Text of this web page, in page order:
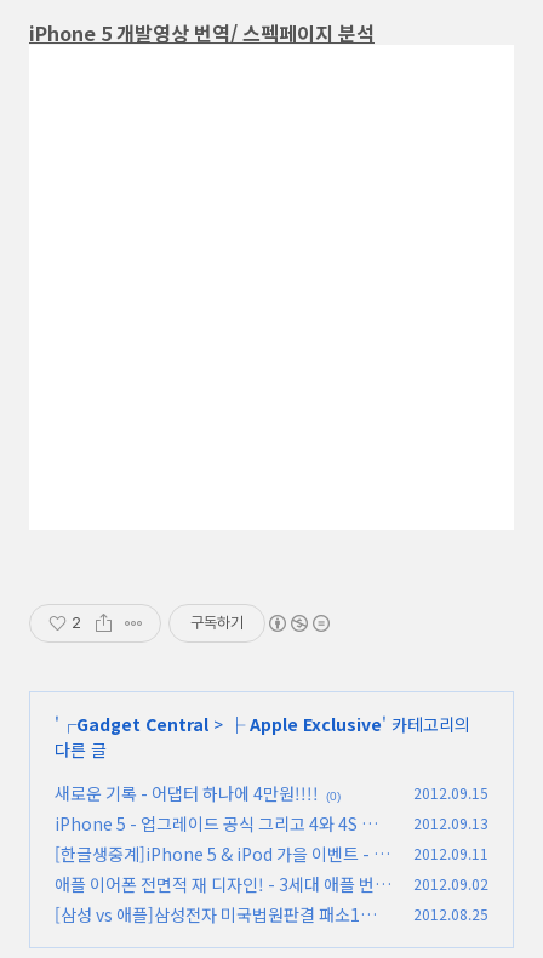
iPhone 5 개발영상 번역/ 스펙페이지 분석
2 구독하기
' ┌Gadget Central > ├ Apple Exclusive' 카테고리의
다른 글
새로운 기록 - 어댑터 하나에 4만원!!!!
(0) 2012.09.15
iPhone 5 - 업그레이드 공식 그리고 4와 4S 상
세비교 (1)
2012.09.13
[한글생중계]iPhone 5 & iPod 가을 이벤트 - 완
료. 당청자 발표 (393)
2012.09.11
애플 이어폰 전면적 재 디자인! - 3세대 애플 번들
(0)
2012.09.02
[삼성 vs 애플]삼성전자 미국법원판결 패소1조원
2012.08.25